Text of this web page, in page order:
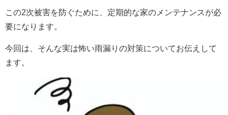
この2次被害を防ぐために、定期的な家のメンテナンスが必
要になります。
今回は、そんな実は怖い雨漏りの対策についてお伝えして
ます。